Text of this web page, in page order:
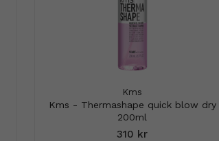
Kms
Kms - Thermashape quick blow dry
200ml
310 kr